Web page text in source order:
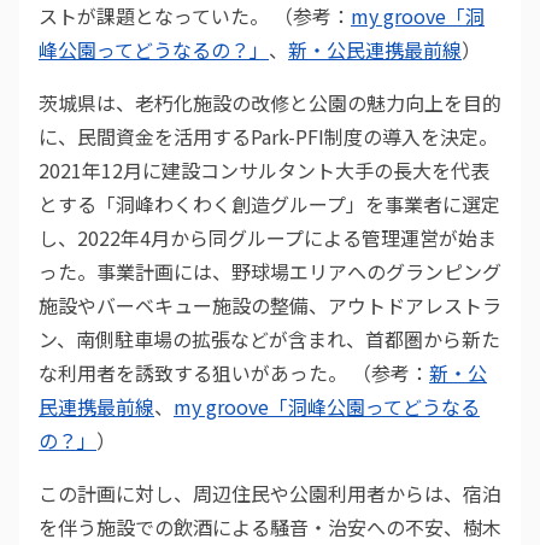
ストが課題となっていた。 （参考： my groove「洞
峰公園ってどうなるの？」 、 新・公民連携最前線）
茨城県は、老朽化施設の改修と公園の魅力向上を目的
に、民間資金を活用するPark-PFI制度の導入を決定。
2021年12月に建設コンサルタント大手の長大を代表
とする「洞峰わくわく創造グループ」を事業者に選定
し、2022年4月から同グループによる管理運営が始ま
った。事業計画には、野球場エリアへのグランピング
施設やバーベキュー施設の整備、アウトドアレストラ
ン、南側駐車場の拡張などが含まれ、首都圏から新た
な利用者を誘致する狙いがあった。 （参考： 新・公
民連携最前線、 my groove「洞峰公園ってどうなる
の？」 ）
この計画に対し、周辺住民や公園利用者からは、宿泊
を伴う施設での飲酒による騒音・治安への不安、樹木